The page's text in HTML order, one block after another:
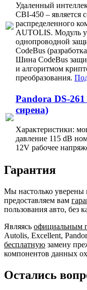
Удаленный
CBI-450 – является
распределенного
AUTOLIS. Модуль
однопроводной
CodeBus
Шина CodeBus
и алгоритмом
преобразования.
Pandora DS-
сирена)
Характеристики:
давление 115 dB
12V рабочее
Гарантия
Мы настолько уверены
предоставляем вам
пользования авто, без
Являясь официальным
Autolis, Excellent,
бесплатную замену
компонентов данных
Остались